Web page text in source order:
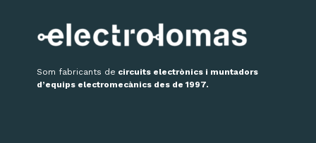
Som fabricants de circuits electrònics i muntadors
d’equips electromecànics des de 1997.